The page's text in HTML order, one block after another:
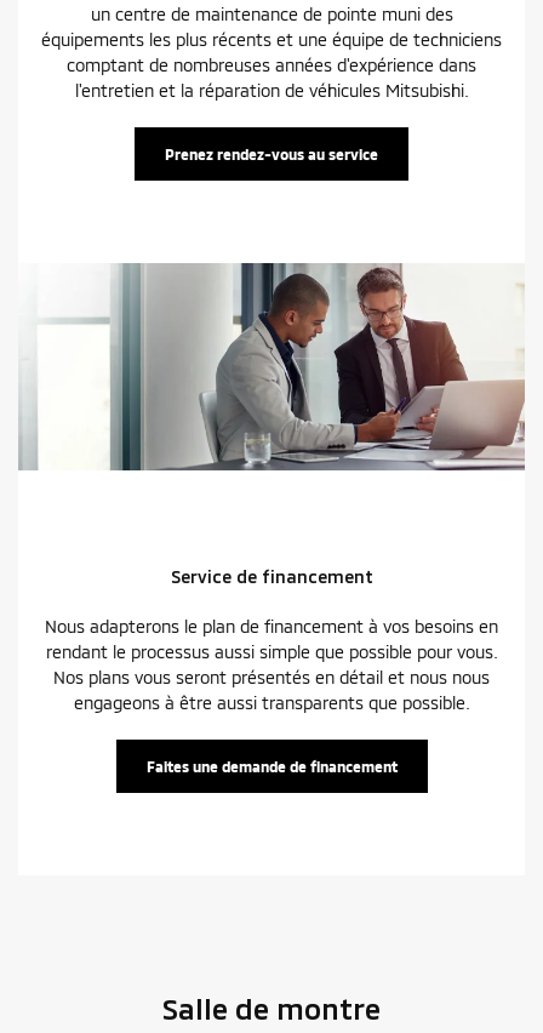
un centre de maintenance de pointe muni des
équipements les plus récents et une équipe de techniciens
comptant de nombreuses années d'expérience dans
l'entretien et la réparation de véhicules Mitsubishi.
Prenez rendez-vous au service
Service de financement
Nous adapterons le plan de financement à vos besoins en
rendant le processus aussi simple que possible pour vous.
Nos plans vous seront présentés en détail et nous nous
engageons à être aussi transparents que possible.
Faites une demande de financement
Salle de montre